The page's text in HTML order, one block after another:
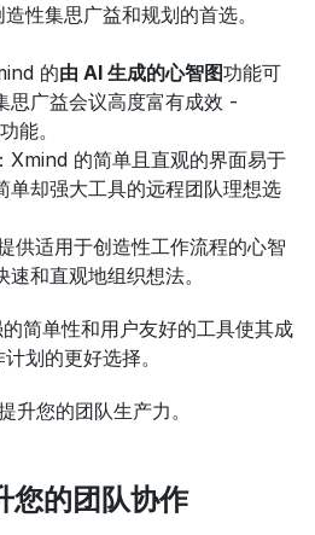
性集思广益和规划的首选。
的由 AI 生成的心智图功能可
思广益会议高度富有成效 -
能。
：Xmind 的简单且直观的界面易于
单却强大工具的远程团队理想选
供适用于创造性工作流程的心智
和直观地组织想法。
简单性和用户友好的工具使其成
划的更好选择。
升您的团队生产力。
您的团队协作